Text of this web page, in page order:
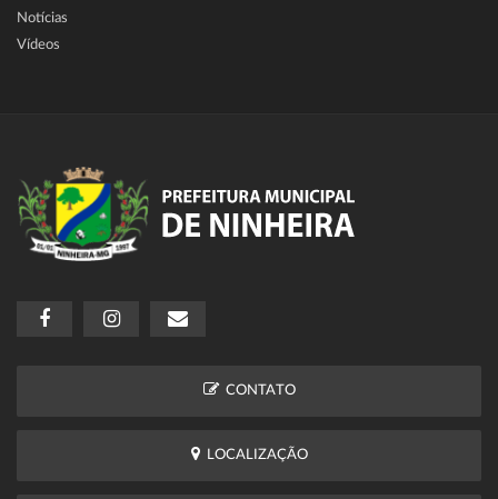
Notícias
Vídeos
CONTATO
LOCALIZAÇÃO